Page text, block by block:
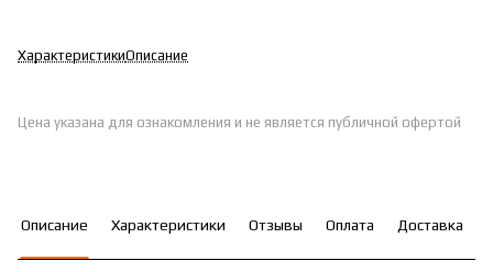
ХарактеристикиОписание
Цена указана для ознакомления и не является публичной офертой
Описание Характеристики Отзывы Оплата Доставка